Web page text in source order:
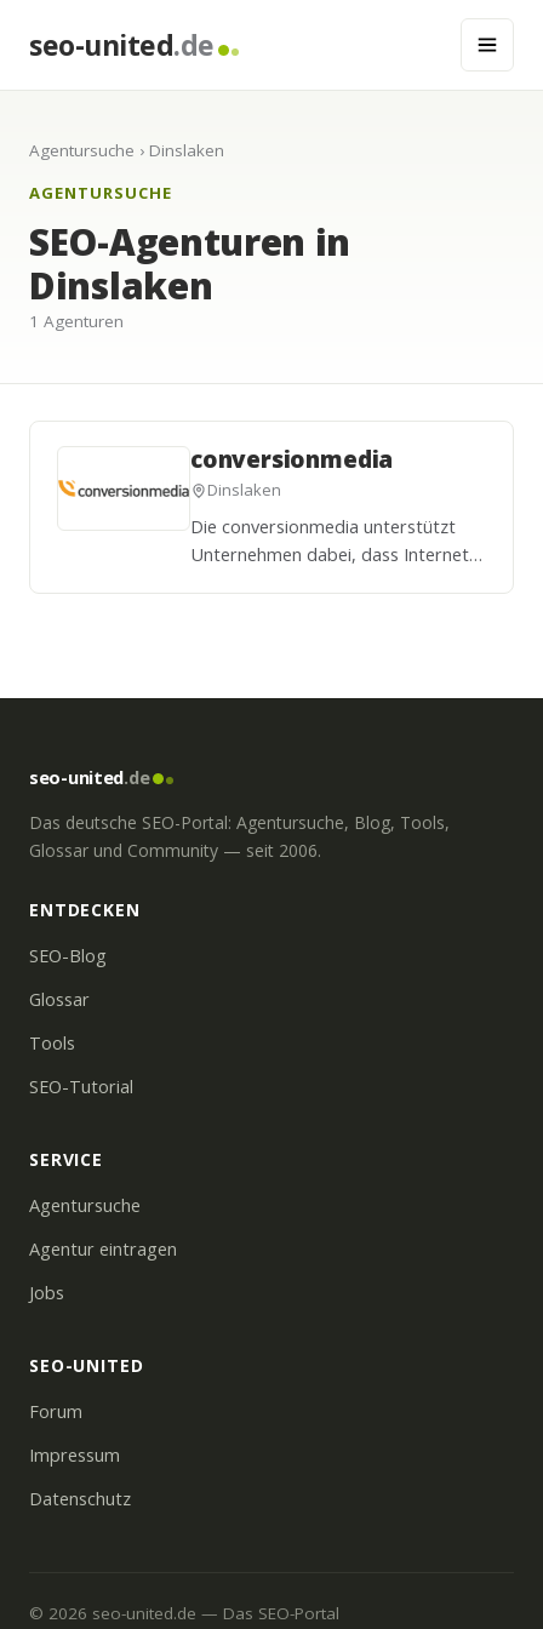
seo-united.de
Agentursuche › Dinslaken
AGENTURSUCHE
SEO-Agenturen in
Dinslaken
1 Agenturen
conversionmedia
Dinslaken
Die conversionmedia unterstützt
Unternehmen dabei, dass Internet
seo-united.de
Das deutsche SEO-Portal: Agentursuche, Blog, Tools,
Glossar und Community — seit 2006.
ENTDECKEN
SEO-Blog
Glossar
Tools
SEO-Tutorial
SERVICE
Agentursuche
Agentur eintragen
Jobs
SEO-UNITED
Forum
Impressum
Datenschutz
© 2026 seo-united.de — Das SEO-Portal